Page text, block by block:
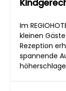
Im
kleinen
Rezeption
spannende